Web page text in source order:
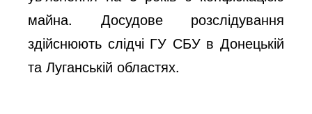
майна. Досудове розслідування
здійснюють слідчі ГУ СБУ в Донецькій
та Луганській областях.